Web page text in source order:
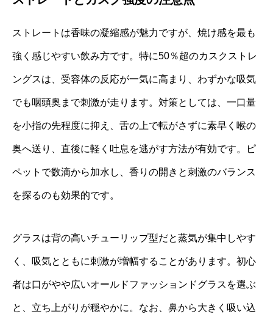
ストレートは香味の凝縮感が魅力ですが、焼け感を最も
強く感じやすい飲み方です。特に50％超のカスクストレ
ングスは、受容体の反応が一気に高まり、わずかな吸気
でも咽頭奥まで刺激が走ります。対策としては、一口量
を小指の先程度に抑え、舌の上で転がさずに素早く喉の
奥へ送り、直後に軽く吐息を逃がす方法が有効です。ピ
ペットで数滴から加水し、香りの開きと刺激のバランス
を探るのも効果的です。
グラスは背の高いチューリップ型だと蒸気が集中しやす
く、吸気とともに刺激が増幅することがあります。初心
者は口がやや広いオールドファッションドグラスを選ぶ
と、立ち上がりが穏やかに。なお、鼻から大きく吸い込